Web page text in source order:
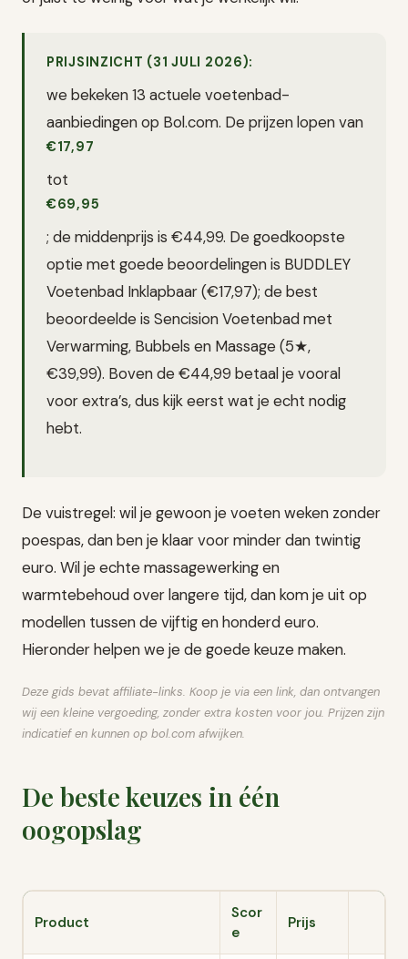
PRIJSINZICHT (31 JULI 2026):
we bekeken 13 actuele voetenbad-
aanbiedingen op Bol.com. De prijzen lopen van
€17,97
tot
€69,95
; de middenprijs is €44,99. De goedkoopste
optie met goede beoordelingen is BUDDLEY
Voetenbad Inklapbaar (€17,97); de best
beoordeelde is Sencision Voetenbad met
Verwarming, Bubbels en Massage (5★,
€39,99). Boven de €44,99 betaal je vooral
voor extra’s, dus kijk eerst wat je echt nodig
hebt.
De vuistregel: wil je gewoon je voeten weken zonder
poespas, dan ben je klaar voor minder dan twintig
euro. Wil je echte massagewerking en
warmtebehoud over langere tijd, dan kom je uit op
modellen tussen de vijftig en honderd euro.
Hieronder helpen we je de goede keuze maken.
Deze gids bevat affiliate-links. Koop je via een link, dan ontvangen
wij een kleine vergoeding, zonder extra kosten voor jou. Prijzen zijn
indicatief en kunnen op bol.com afwijken.
De beste keuzes in één
oogopslag
Product
Scor
e
Prijs